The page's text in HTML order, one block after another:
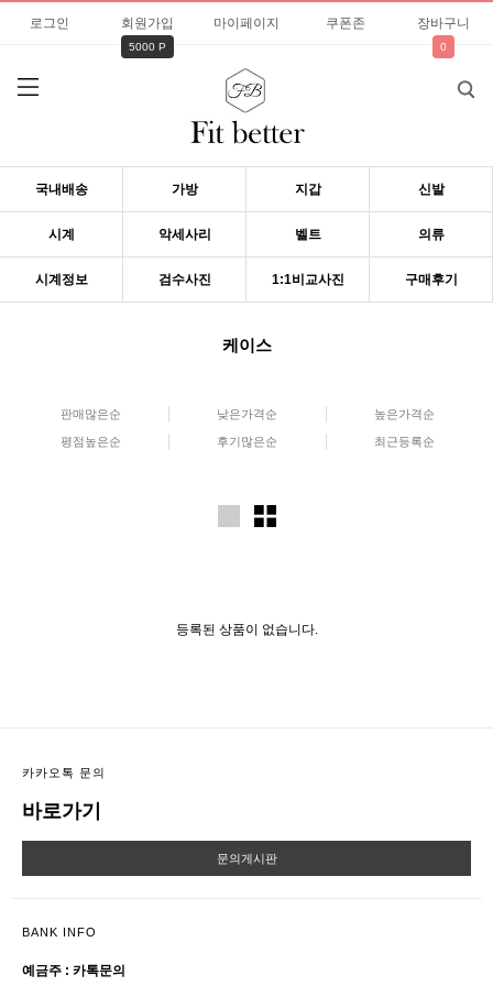
로그인 회원가입
5000 P
마이페이지 쿠폰존 장바구니
0
국내배송 가방 지갑 신발
시계 악세사리 벨트 의류
시계정보 검수사진 1:1비교사진 구매후기
케이스
판매많은순 낮은가격순 높은가격순
평점높은순 후기많은순 최근등록순
등록된 상품이 없습니다.
카카오톡 문의
바로가기
문의게시판
BANK INFO
예금주 : 카톡문의